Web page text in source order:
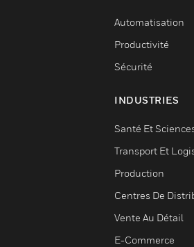
Automatisation
Productivité
Sécurité
INDUSTRIES
Santé Et
Transport Et
Production
Centres De
Vente Au Détail
E-Commerce